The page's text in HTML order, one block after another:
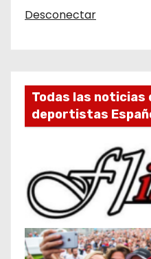
Desconectar
Todas las noticias
deportistas